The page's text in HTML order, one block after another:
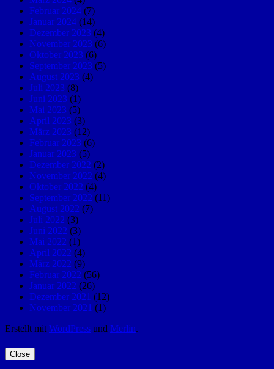
Februar 2024 (7)
Januar 2024 (14)
Dezember 2023 (4)
November 2023 (6)
Oktober 2023 (6)
September 2023 (5)
August 2023 (4)
Juli 2023 (8)
Juni 2023 (1)
Mai 2023 (5)
April 2023 (3)
März 2023 (12)
Februar 2023 (6)
Januar 2023 (5)
Dezember 2022 (2)
November 2022 (4)
Oktober 2022 (4)
September 2022 (11)
August 2022 (7)
Juli 2022 (3)
Juni 2022 (3)
Mai 2022 (1)
April 2022 (4)
März 2022 (9)
Februar 2022 (56)
Januar 2022 (26)
Dezember 2021 (12)
November 2021 (1)
Erstellt mit WordPress und Merlin.
Close